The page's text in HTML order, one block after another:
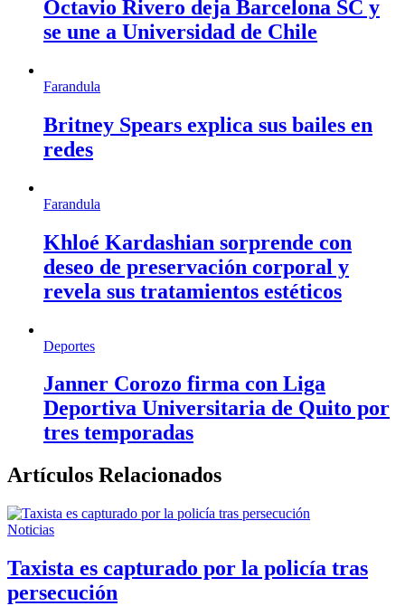
Octavio Rivero deja Barcelona SC y
se une a Universidad de Chile
Farandula
Britney Spears explica sus bailes en
redes
Farandula
Khloé Kardashian sorprende con
deseo de preservación corporal y
revela sus tratamientos estéticos
Deportes
Janner Corozo firma con Liga
Deportiva Universitaria de Quito por
tres temporadas
Artículos Relacionados
Noticias
Taxista es capturado por la policía tras
persecución